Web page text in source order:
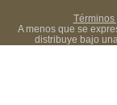
Términos
A menos que se
distribuye bajo